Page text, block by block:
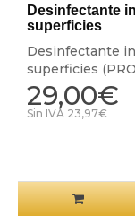
Desinfectante
superficies
Desinfectante
superficies
29,00€
Sin IVA 23,97€